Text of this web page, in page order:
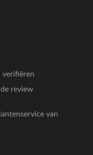
verifiëren
review
van